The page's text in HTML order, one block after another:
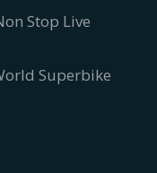
Stop Live
Superbike